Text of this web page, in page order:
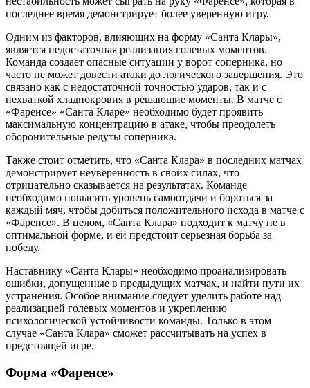
последнее время демонстрирует более уверенную игру.
Одним из факторов, влияющих на форму «Санта Клары»,
является недостаточная реализация голевых моментов.
Команда создает опасные ситуации у ворот соперника, но
часто не может довести атаки до логического завершения. Это
связано как с недостаточной точностью ударов, так и с
нехваткой хладнокровия в решающие моменты. В матче с
«Фаренсе» «Санта Кларе» необходимо будет проявить
максимальную концентрацию в атаке, чтобы преодолеть
оборонительные редуты соперника.
Также стоит отметить, что «Санта Клара» в последних матчах
демонстрирует неуверенность в своих силах, что
отрицательно сказывается на результатах. Команде
необходимо повысить уровень самоотдачи и бороться за
каждый мяч, чтобы добиться положительного исхода в матче с
«Фаренсе». В целом, «Санта Клара» подходит к матчу не в
оптимальной форме, и ей предстоит серьезная борьба за
победу.
Наставнику «Санта Клары» необходимо проанализировать
ошибки, допущенные в предыдущих матчах, и найти пути их
устранения. Особое внимание следует уделить работе над
реализацией голевых моментов и укреплению
психологической устойчивости команды. Только в этом
случае «Санта Клара» сможет рассчитывать на успех в
предстоящей игре.
Форма «Фаренсе»